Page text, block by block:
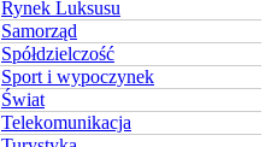
Rynek Luksusu
Samorząd
Spółdzielczość
Sport i wypoczynek
Świat
Telekomunikacja